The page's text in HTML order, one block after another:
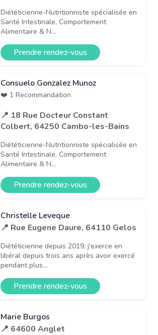
Diététicienne-Nutritionniste spécialisée en
Santé Intestinale, Comportement
Alimentaire & N...
Prendre rendez-vous
Consuelo Gonzalez Munoz
❤️ 1 Recommandation
📍 18 Rue Docteur Constant
Colbert, 64250 Cambo-les-Bains
Diététicienne-Nutritionniste spécialisée en
Santé Intestinale, Comportement
Alimentaire & N...
Prendre rendez-vous
Christelle Leveque
📍 Rue Eugene Daure, 64110 Gelos
Diététicienne depuis 2019, j'exerce en
libéral depuis trois ans après avoir exercé
pendant plus...
Prendre rendez-vous
Marie Burgos
📍 64600 Anglet